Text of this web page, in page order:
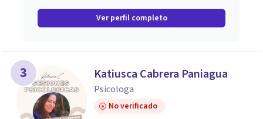
Ver perfil completo
3 Katiusca Cabrera Paniagua
Psicologa
No verificado